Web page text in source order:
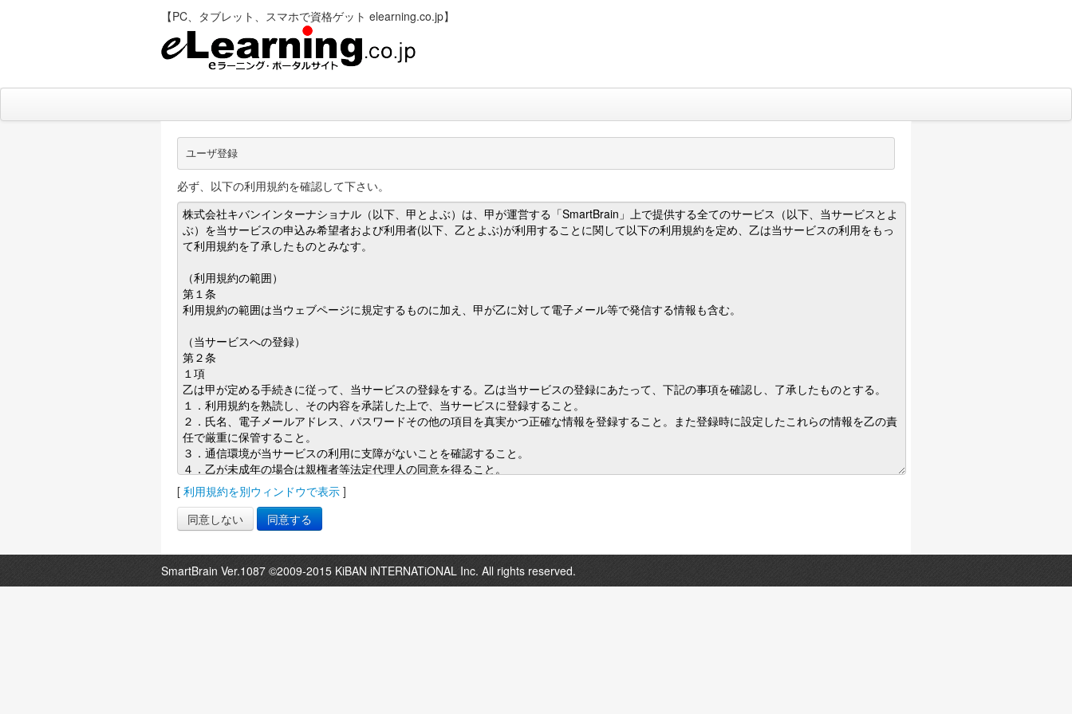
【PC、タブレット、スマホで資格ゲット elearning.co.jp】
ユーザ登録
必ず、以下の利用規約を確認して下さい。
[ 利用規約を別ウィンドウで表示 ]
SmartBrain Ver.1087 ©2009-2015 KiBAN iNTERNATiONAL Inc. All rights reserved.